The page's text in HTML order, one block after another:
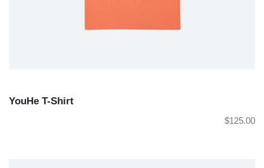
YouHe T-Shirt
$125.00